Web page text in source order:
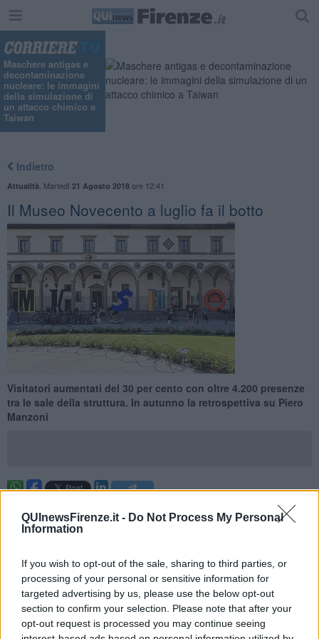
QUInewsFirenze.it - Do Not Process My Personal
Information
If you wish to opt-out of the sale, sharing to third parties, or
processing of your personal or sensitive information for
targeted advertising by us, please use the below opt-out
section to confirm your selection. Please note that after your
opt-out request is processed you may continue seeing
Maschere antigas e
decontaminazione
nucleare: le immagini
della simulazione di
un attacco chimico a
Taiwan
Indietro
Attualità Martedì 21 Agosto 2018ore 12:41
Il Museo Novecento a luglio fa il botto
Visitatori aumentati del 30 per cento con oltre 4.200 presenze
tra le sale della struttura. In autunno la retrospettiva su Piero
Manzoni
di piazza
Santa Maria Novella che a luglio ha registrato un notevole
incremento di visitatori: le stime parlano di un
inaugurazioni, ai dibattiti e agli eventi speciali. A luglio 2017, si
legge in una nota del museo, gli ingressi erano stati 3.200. Un
risultato migliore, spiega il comunicato, si era avuto solo nel luglio
2014 dopo l'inaugurazione.
Intanto si guarda all'autunno e agli eventi in programma a partire